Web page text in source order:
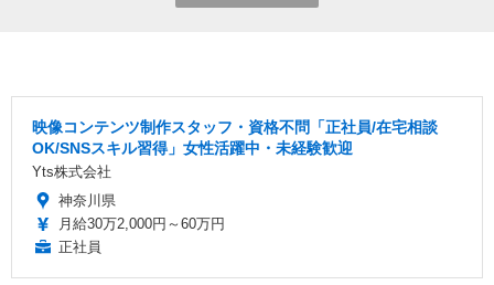
映像コンテンツ制作スタッフ・資格不問「正社員/在宅相談
OK/SNSスキル習得」女性活躍中・未経験歓迎
Yts株式会社
神奈川県
月給30万2,000円～60万円
正社員